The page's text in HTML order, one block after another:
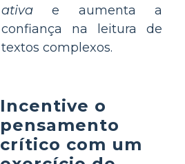
ativa e aumenta a
confiança na leitura de
textos complexos.
Incentive o
pensamento
crítico com um